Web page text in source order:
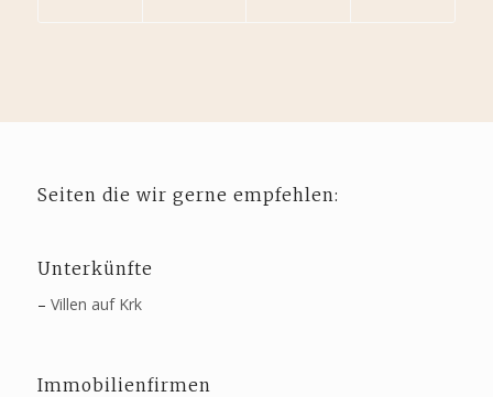
Seiten die wir gerne empfehlen:
Unterkünfte
– Villen auf Krk
Immobilienfirmen